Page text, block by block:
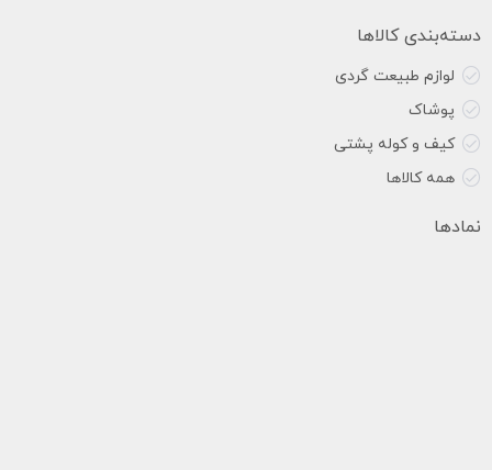
دسته‌بندی کالاها
لوازم طبیعت گردی
پوشاک
کیف و کوله پشتی
همه کالاها
نمادها